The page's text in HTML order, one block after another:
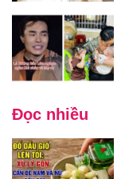
Đọc nhiều